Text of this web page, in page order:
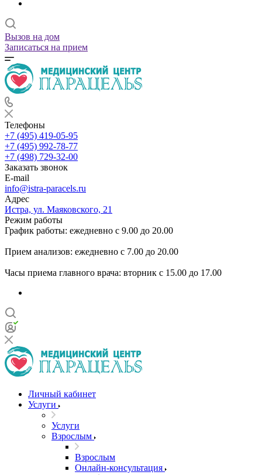
Вызов на дом
Записаться на прием
Телефоны
+7 (495) 419-05-95
+7 (495) 992-78-77
+7 (498) 729-32-00
Заказать звонок
E-mail
info@istra-paracels.ru
Адрес
Истра, ул. Маяковского, 21
Режим работы
График работы: ежедневно с 9.00 до 20.00
Прием анализов: ежедневно с 7.00 до 20.00
Часы приема главного врача: вторник с 15.00 до 17.00
Личный кабинет
Услуги
Услуги
Взрослым
Взрослым
Онлайн-консультация